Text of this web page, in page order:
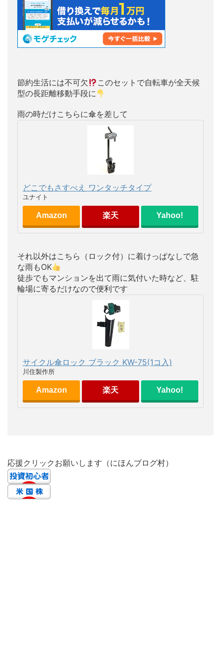
節約生活には不可欠
このセットで自転車が全天候
型の長距離移動手段に
雨の時だけこちらに傘を差して
どこでもさすべえ ワンタッチタイプ
ユナイト
Amazon 楽天 Yahoo!
それ以外はこちら（ロック付）に着けっぱなしで急
な雨もOK
徒歩でもマンションを出て雨に気付いた時など、駐
輪場に寄るだけなので便利です
サイクル傘ロック ブラック KW-75(1コ入)
川住製作所
Amazon 楽天 Yahoo!
応援クリックお願いします（にほんブログ村）